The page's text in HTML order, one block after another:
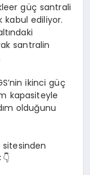
güç santrali
kabul ediliyor.
santralin
ikinci güç
kapasiteyle
olduğunu